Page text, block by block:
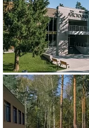
+7 495 215 5755 доб.
+7 925-084-93-70